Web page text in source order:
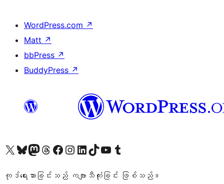
WordPress.com ↗
Matt ↗
bbPress ↗
BuddyPress ↗
ကျွန်ုပ်တို့၏ X (ယခင် Twitter) အကောင့်သို့ သွားရောက်ကြည့်ရှုပါကျွန်ုပ်တို့၏ Bluesky အကောင့်သို့ ဝင်ရောက်ကြည့်ရှုရန်
ကျွန်ုပ်တို့၏ Mastodon အကောင့်သို့ သွားရောက်ကြည့်ရှုပါကျွန်ုပ်တို့၏ Threads အကောင့်သို့ ဝင်ရောက်ကြည့်ရှုရန်
ကျွန်ုပ်တို့၏ Facebook စာမျက်နှာသို့ သွားရောက်ကြည့်ရှုပါကျွန်ုပ်တို့၏ Instagram အကောင့်သို့ သွားရောက်ကြည့်ရှုပါ ကျွန်ုပ်တို့၏ LinkedIn အကောင့်သို့ သွားရောက်ကြည့်ရှုပါကျွန်ုပ်တို့၏ TikTok အကောင့်သို့ ဝင်ရောက်ကြည့်ရှုရန်
ကျွန်ုပ်တို့၏ YouTube ချန်နယ်သို့ သွားရောက်ကြည့်ရှုပါ ကျွန်ုပ်တို့၏ Tumblr အကောင့်သို့ ဝင်ရောက်ကြည့်ရှုရန်
ကုဒ်ရေးသားခြင်းသည် ကဗျာသီကုံးခြင်း ဖြစ်သည်။